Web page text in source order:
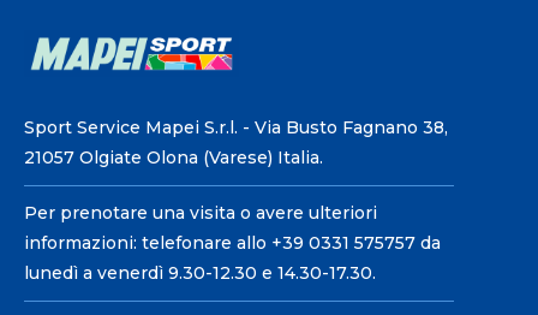
Sport Service Mapei S.r.l. - Via Busto Fagnano 38,
21057 Olgiate Olona (Varese) Italia.
Per prenotare una visita o avere ulteriori
informazioni: telefonare allo +39 0331 575757 da
lunedì a venerdì 9.30-12.30 e 14.30-17.30.